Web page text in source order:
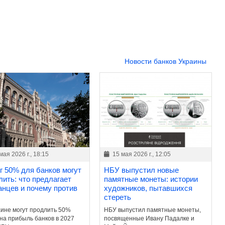
Новости банков Украины
2026 г., 18:15
50% для банков могут
что предлагает
и почему против
могут продлить 50%
прибыль банков в 2027
15 мая 2026 г., 12:05
НБУ выпустил новые
памятные монеты: истории
художников, пытавшихся
стереть
НБУ выпустил памятные монеты,
посвященные Ивану Падалке и